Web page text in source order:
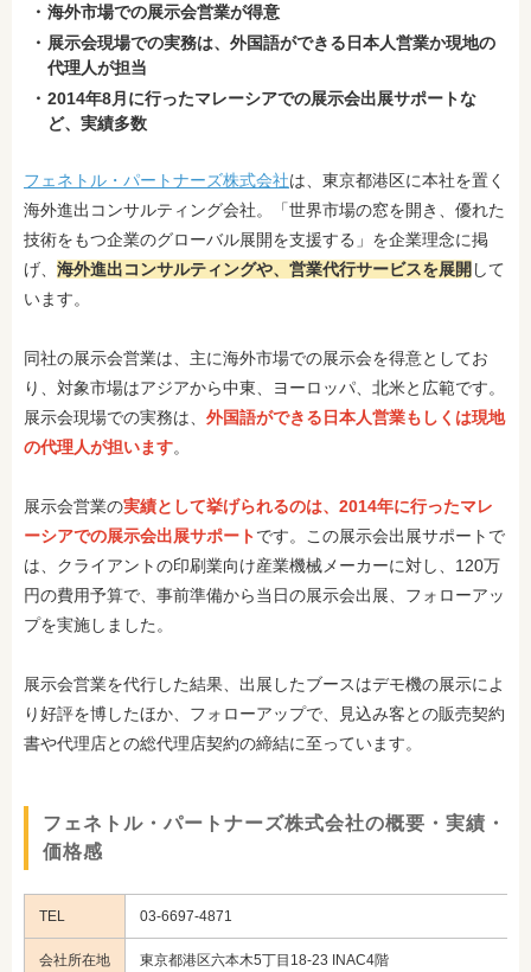
海外市場での展示会営業が得意
展示会現場での実務は、外国語ができる日本人営業か現地の
代理人が担当
2014年8月に行ったマレーシアでの展示会出展サポートな
ど、実績多数
フェネトル・パートナーズ株式会社は、東京都港区に本社を置く
海外進出コンサルティング会社。「世界市場の窓を開き、優れた
技術をもつ企業のグローバル展開を支援する」を企業理念に掲
げ、 海外進出コンサルティングや、営業代行サービスを展開 して
います。
同社の展示会営業は、主に海外市場での展示会を得意としてお
り、対象市場はアジアから中東、ヨーロッパ、北米と広範です。
展示会現場での実務は、 外国語ができる日本人営業もしくは現地
の代理人が担います。
展示会営業の実績として挙げられるのは、2014年に行ったマレ
ーシアでの展示会出展サポートです。この展示会出展サポートで
は、クライアントの印刷業向け産業機械メーカーに対し、120万
円の費用予算で、事前準備から当日の展示会出展、フォローアッ
プを実施しました。
展示会営業を代行した結果、出展したブースはデモ機の展示によ
り好評を博したほか、フォローアップで、見込み客との販売契約
書や代理店との総代理店契約の締結に至っています。
フェネトル・パートナーズ株式会社の概要・実績・
価格感
TEL 03-6697-4871
会社所在地 東京都港区六本木5丁目18-23 INAC4階